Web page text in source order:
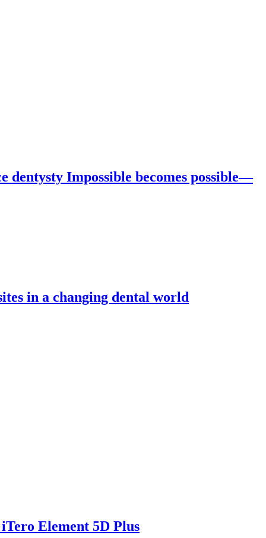
dentysty Impossible becomes possible—
in a changing dental world
Element 5D Plus